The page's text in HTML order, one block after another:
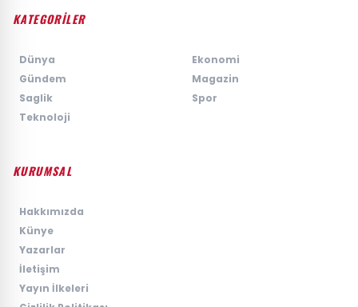
KATEGORİLER
Dünya
Ekonomi
Gündem
Magazin
Saglik
Spor
Teknoloji
KURUMSAL
Hakkımızda
Künye
Yazarlar
İletişim
Yayın İlkeleri